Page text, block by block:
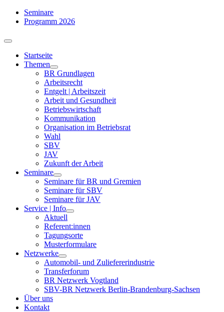
Zum
Inhalt
Seminare
Programm 2026
Toggle
NavigationStartseite
Themen
BR Grundlagen
Arbeits­recht
Entgelt | Arbeitszeit
Arbeit und Gesundheit
Betriebswirtschaft
Kommuni­kation
Organisation im Betriebsrat
Wahl
SBV
JAV
Zukunft der Arbeit
Seminare
Seminare für BR und Gremien
Seminare für SBV
Seminare für JAV
Service | Info
Aktuell
Referent:innen
Tagungsorte
Musterformulare
Netzwerke
Automobil- und Zuliefererindustrie
Transferforum
BR Netzwerk Vogtland
SBV-BR Netzwerk Berlin-Brandenburg-Sachsen
Über uns
Kontakt